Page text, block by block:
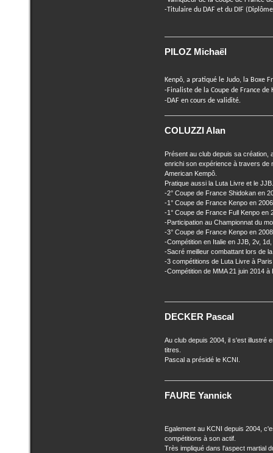
-Titulaire du DAF et du DIF
PILOZ Michaël
Kenpô, a pratiqué le Judo, la Boxe
-Finaliste de la Coupe de France de
-DAF en cours de validité.
COLUZZI Alan
Présent au club depuis sa création,
enrichi son expérience à travers de
American Kempô.
Pratique aussi la Luta Livre et le JJB.
-2° Coupe de France Shidokan en
-1° Coupe de France Kenpo en
-1° Coupe de France Full Kenpo en
-Participation au Championnat du
-3° Coupe de France Kenpo en
-Compétition en Italie en JJB, 2v,
-Sacré meilleur combattant lors de
-3 compétitions de Luta Livre à
-Compétition de MMA 21 juin 2014
DECKER Pascal
Au club depuis 2004, il s'est illustré
titres.
Pascal a présidé le KCNI.
FAURE Yannick
Egalement au KCNI depuis 2004,
compétitions à son actif.
Très impliqué dans l'aspect martial